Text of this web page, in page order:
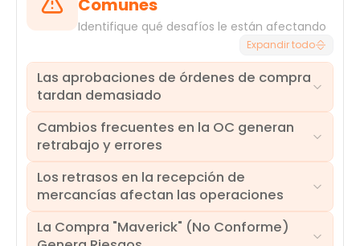
Comunes
Identifique qué desafíos le están afectando
Expandir todo
Las aprobaciones de órdenes de compra
tardan demasiado
Los retrasos en la aprobación de órdenes de
compra son un cuello de botella frecuente:
entregas fuera de plazo. Esa lentitud inmoviliza
capital de trabajo, posterga compras críticas y,
relación con los proveedores.
Cambios frecuentes en la OC generan
retrabajo y errores
Un alto volumen de cambios en los pedidos de
compra después de su creación inicial indica
significativa del trabajo, posibles errores y retrasos.
Los retrasos en la recepción de
mercancías afectan las operaciones
El registro lento o impreciso de los recibos de
La Compra "Maverick" (No Conforme)